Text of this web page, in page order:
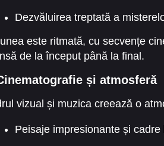
Dezvăluirea treptată a
este ritmată, cu secvențe
de la început până la final.
și atmosferă
vizual și muzica creează o
Peisaje impresionante și